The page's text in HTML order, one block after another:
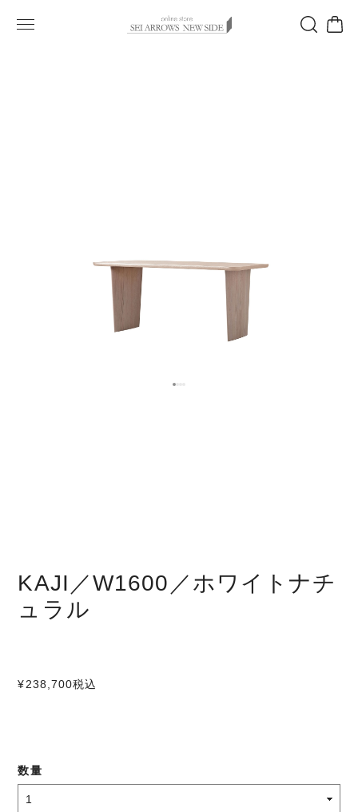
KAJI／W1600／ホワイトナチ
ュラル
¥238,700税込
数量